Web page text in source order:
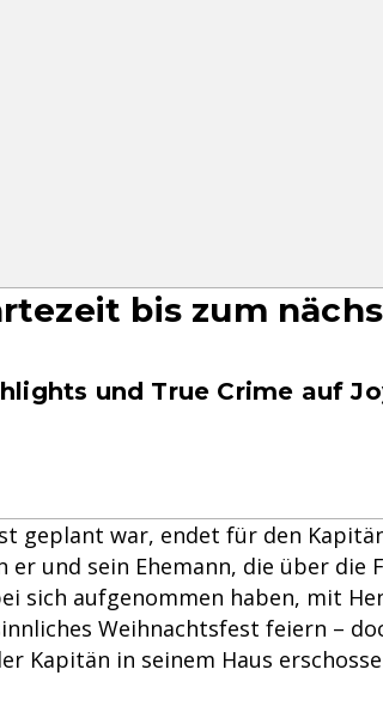
bis zum
und True Crime auf
geplant war, endet für den
und sein Ehemann, die über die
sich aufgenommen haben, mit
Weihnachtsfest feiern –
Kapitän in seinem Haus